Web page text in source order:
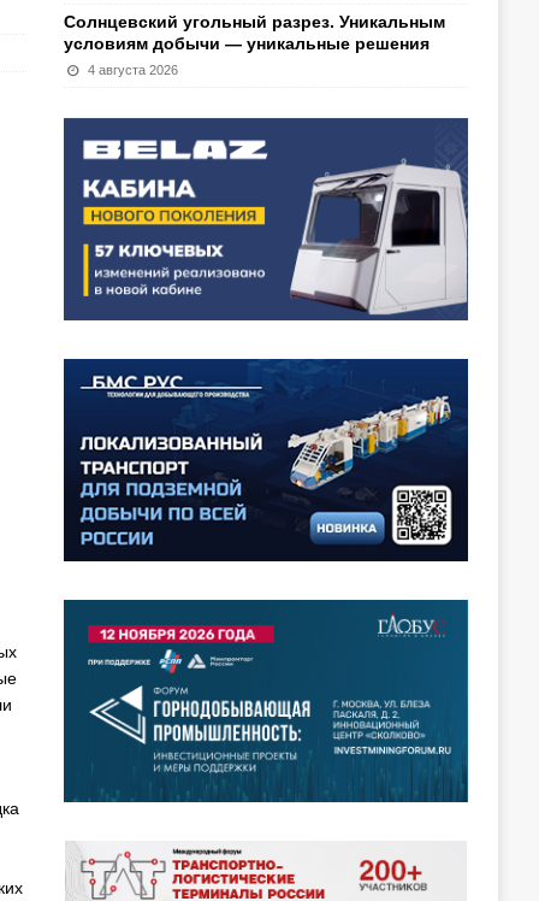
Солнцевский угольный разрез. Уникальным
условиям добычи — уникальные решения
4 августа 2026